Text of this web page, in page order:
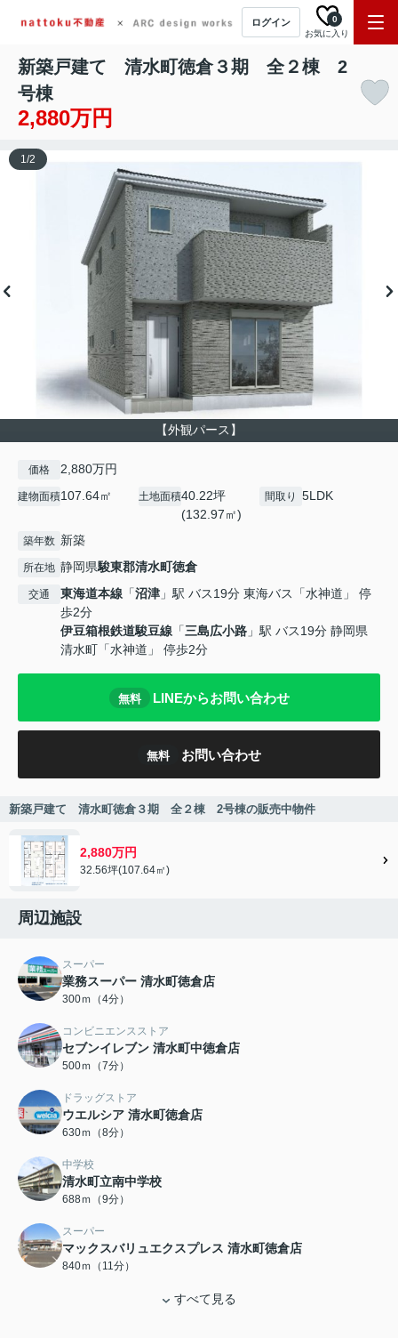
ログイン
お気に入り
0
新築戸建て 清水町徳倉３期 全２棟 2
号棟
2,880万円
【外観パース】
1/2
価格 2,880万円
建物面積107.64㎡ 土地面積40.22坪
(132.97㎡)
間取り 5LDK
築年数 新築
所在地 静岡県駿東郡清水町徳倉
交通 東海道本線 「沼津 」駅 バス19分 東海バス「水神道」 停
歩2分
伊豆箱根鉄道駿豆線 「三島広小路 」駅 バス19分 静岡県
清水町「水神道」 停歩2分
無料 LINEからお問い合わせ
無料 お問い合わせ
新築戸建て 清水町徳倉３期 全２棟 2号棟の販売中物件
2,880万円
32.56坪(107.64㎡)
周辺施設
スーパー
業務スーパー 清水町徳倉店
300ｍ（4分）
コンビニエンスストア
セブンイレブン 清水町中徳倉店
500ｍ（7分）
ドラッグストア
ウエルシア 清水町徳倉店
630ｍ（8分）
中学校
清水町立南中学校
688ｍ（9分）
スーパー
マックスバリュエクスプレス 清水町徳倉店
840ｍ（11分）
すべて見る